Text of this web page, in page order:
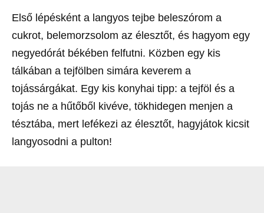
Első lépésként a langyos tejbe beleszórom a
cukrot, belemorzsolom az élesztőt, és hagyom egy
negyedórát békében felfutni. Közben egy kis
tálkában a tejfölben simára keverem a
tojássárgákat. Egy kis konyhai tipp: a tejföl és a
tojás ne a hűtőből kivéve, tökhidegen menjen a
tésztába, mert lefékezi az élesztőt, hagyjátok kicsit
langyosodni a pulton!